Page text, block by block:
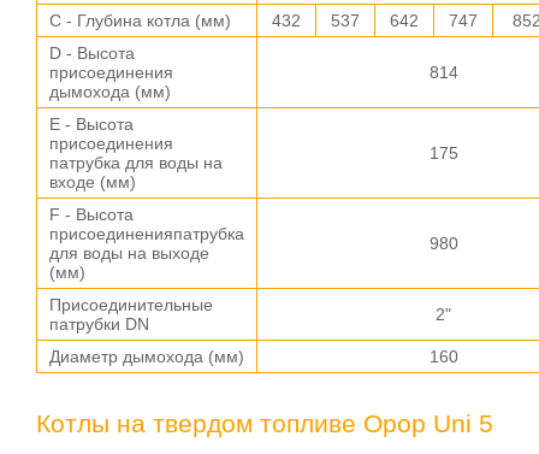
C - Глубина котла (мм)
432 537 642 747
D - Высота
присоединения
дымохода (мм)
814
E - Высота
присоединения
патрубка для воды на
входе (мм)
175
F - Высота
присоединенияпатрубка
для воды на выходе
(мм)
980
Присоединительные
патрубки DN
2"
Диаметр дымохода (мм) 160
Котлы на твердом топливе Opop Uni 5